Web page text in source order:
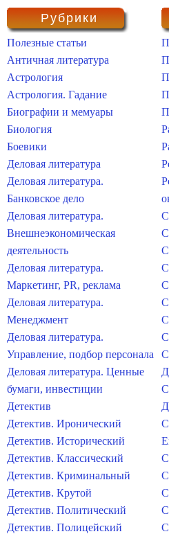
Рубрики
Полезные статьи
Античная литература
Астрология
Астрология. Гадание
Биографии и мемуары
Биология
Боевики
Деловая литература
Деловая литература.
Банковское дело
Деловая литература.
Внешнеэкономическая
деятельность
Деловая литература.
Маркетинг, PR, реклама
Деловая литература.
Менеджмент
Деловая литература.
Управление, подбор персонала
Деловая литература. Ценные
бумаги, инвестиции
Детектив
Детектив. Иронический
Детектив. Исторический
Детектив. Классический
Детектив. Криминальный
Детектив. Крутой
Детектив. Политический
Детектив. Полицейский